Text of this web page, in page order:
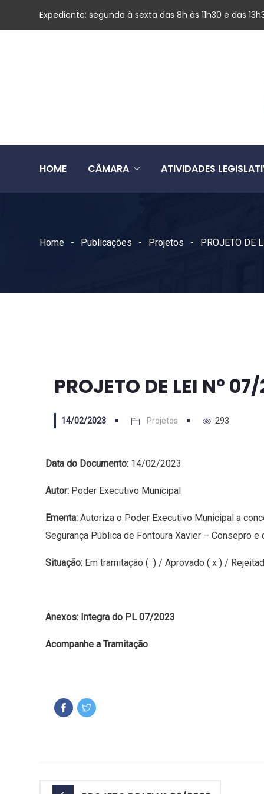
Expediente: segunda à sexta das 8h às 11h30 e das
HOME CÂMARA ATIVIDADES
Home Publicações Projetos PROJETO DE
PROJETO DE LEI Nº
14/02/2023 Projetos 293
Data do Documento: 14/02/2023
Autor: Poder Executivo Municipal
Ementa: Autoriza o Poder Executivo Municipal a
Segurança Pública de Fontoura Xavier – Consepro e
Situação: Em tramitação ( ) / Aprovado ( x ) /
Anexos: Integra do PL 07/2023
Acompanhe a Tramitação